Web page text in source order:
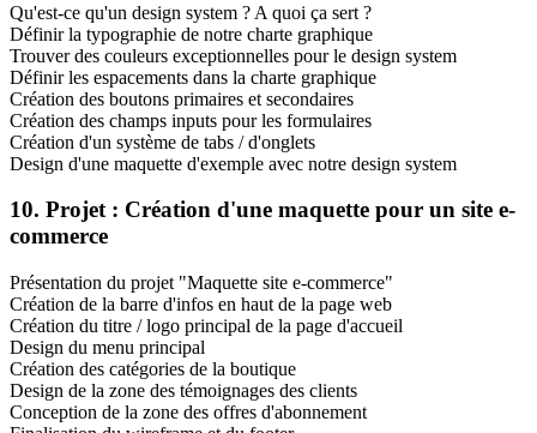
Qu'est-ce qu'un design system ? A quoi ça sert ?
Définir la typographie de notre charte graphique
Trouver des couleurs exceptionnelles pour le design system
Définir les espacements dans la charte graphique
Création des boutons primaires et secondaires
Création des champs inputs pour les formulaires
Création d'un système de tabs / d'onglets
Design d'une maquette d'exemple avec notre design system
10. Projet : Création d'une maquette pour un site e-
commerce
Présentation du projet "Maquette site e-commerce"
Création de la barre d'infos en haut de la page web
Création du titre / logo principal de la page d'accueil
Design du menu principal
Création des catégories de la boutique
Design de la zone des témoignages des clients
Conception de la zone des offres d'abonnement